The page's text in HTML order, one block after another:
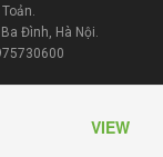
VIEW
Đình, Hà Nội.